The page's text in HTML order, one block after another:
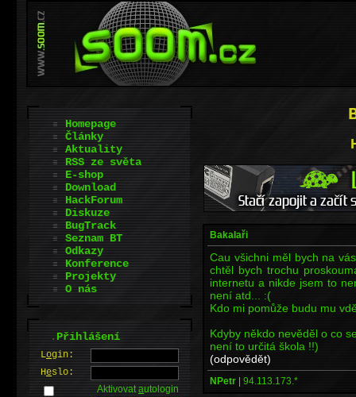
Bakalaři
Cau všichni měl bych na
chtěl bych trochu
internetu a nikde jsem to
není atd... :(
Kdo mi pomůže budu mu
Kdyby někdo nevěděl o co
není to určitá škola !!)
(odpovědět)
NPetr | 94.113.173.*
Homepage
Články
Aktuality
RSS ze světa
E-shop
Download
HackForum
Diskuze
BugTrack
Seznam BT
Odkazy
Konference
Projekty
O nás
.Přihlášení
Login:
Heslo:
Aktivovatautologin